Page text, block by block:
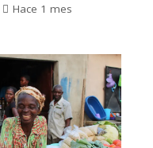
Hace 1 mes